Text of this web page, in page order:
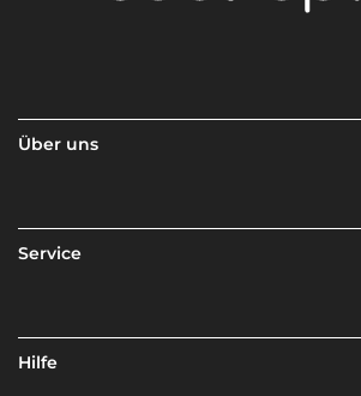
Über uns
Service
Hilfe